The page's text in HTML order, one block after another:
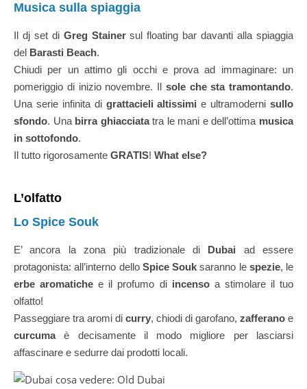
Musica sulla spiaggia
Il dj set di Greg Stainersul floating bar davanti alla spiaggia
del Barasti Beach.
Chiudi per un attimo gli occhi e prova ad immaginare: un
pomeriggio di inizio novembre. Il sole che sta tramontando.
Una serie infinita di grattacieli altissimi e ultramoderni sullo
sfondo. Una birra ghiacciatatra le mani e dell’ottima musica
in sottofondo.
Il tutto rigorosamente GRATIS! What else?
L’olfatto
Lo Spice Souk
E’ ancora la zona più tradizionale di Dubai ad essere
protagonista: all’interno dello Spice Souk saranno le spezie, le
erbe aromatiche e il profumo di incensoa stimolare il tuo
olfatto!
Passeggiare tra aromi di curry, chiodi di garofano, zafferano e
curcumaè decisamente il modo migliore per lasciarsi
affascinare e sedurre dai prodotti locali.